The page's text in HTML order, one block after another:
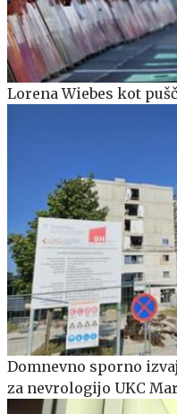
Lorena Wiebes kot
Domnevno sporno
za nevrologijo UKC